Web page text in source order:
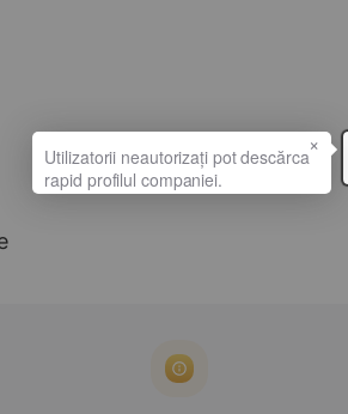
×